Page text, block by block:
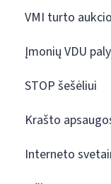
VMI turto
Įmonių VDU
STOP šešėliui
Krašto
Interneto